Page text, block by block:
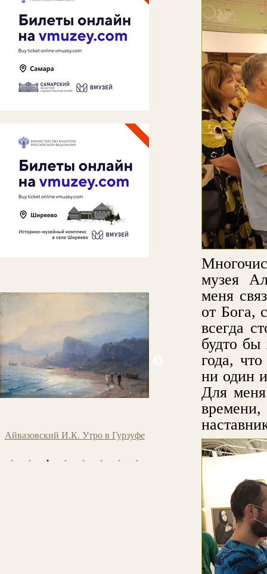
Айвазовский И.К. Утро в Гурзуфе
(Портрет дамы)
музея
меня
от Бога,
всегда
будто
года,
ни один
Для меня